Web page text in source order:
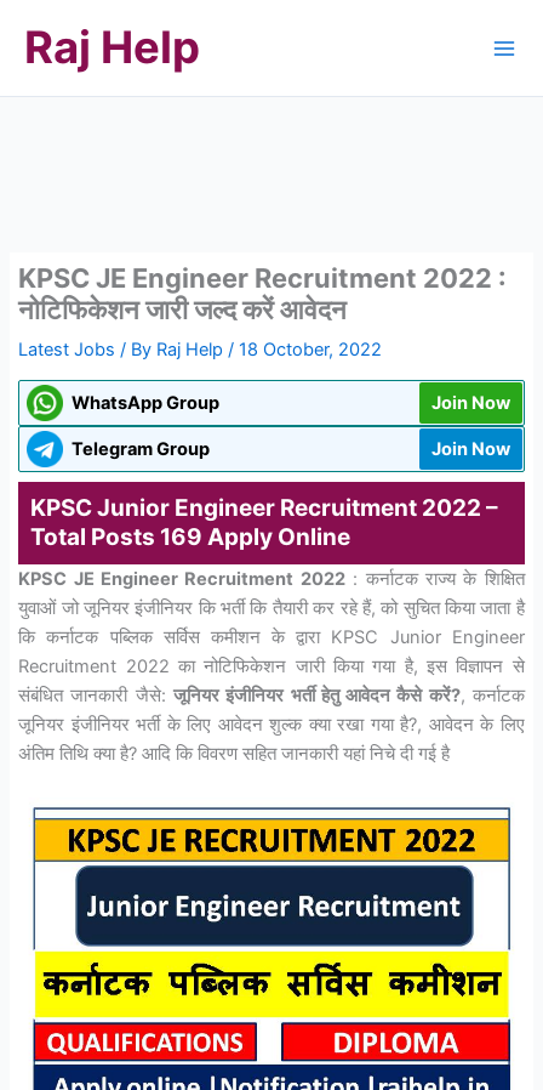
content
Raj Help
KPSC JE Engineer Recruitment 2022 :
नोटिफिकेशन जारी जल्द करें आवेदन
Latest Jobs / By Raj Help/18 October, 2022
WhatsApp Group Join Now
Telegram Group Join Now
KPSC Junior Engineer Recruitment 2022 –
Total Posts 169 Apply Online
KPSC JE Engineer Recruitment 2022: कर्नाटक राज्य के शिक्षित
युवाओं जो जूनियर इंजीनियर कि भर्ती कि तैयारी कर रहे हैं, को सुचित किया जाता है
कि कर्नाटक पब्लिक सर्विस कमीशन के द्वारा KPSC Junior Engineer
Recruitment 2022 का नोटिफिकेशन जारी किया गया है, इस विज्ञापन से
संबंधित जानकारी जैसे: जूनियर इंजीनियर भर्ती हेतु आवेदन कैसे करें?, कर्नाटक
जूनियर इंजीनियर भर्ती के लिए आवेदन शुल्क क्या रखा गया है?, आवेदन के लिए
अंतिम तिथि क्या है? आदि कि विवरण सहित जानकारी यहां निचे दी गई है